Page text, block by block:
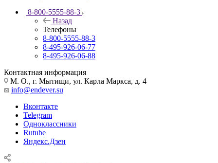
8-800-5555-88-3
Назад
Телефоны
8-800-5555-88-3
8-495-926-06-77
8-495-926-06-88
Контактная информация
М. О., г. Мытищи, ул. Карла Маркса, д. 4
info@endever.su
Вконтакте
Telegram
Одноклассники
Rutube
Яндекс.Дзен